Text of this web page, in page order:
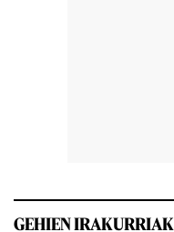
GEHIEN IRAKURRIAK